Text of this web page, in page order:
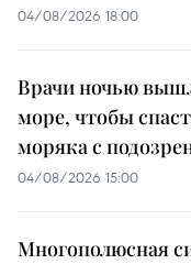
04/08/2026 18:00
Врачи ночью
море, чтобы
моряка с
04/08/2026 15:00
Многополюсная